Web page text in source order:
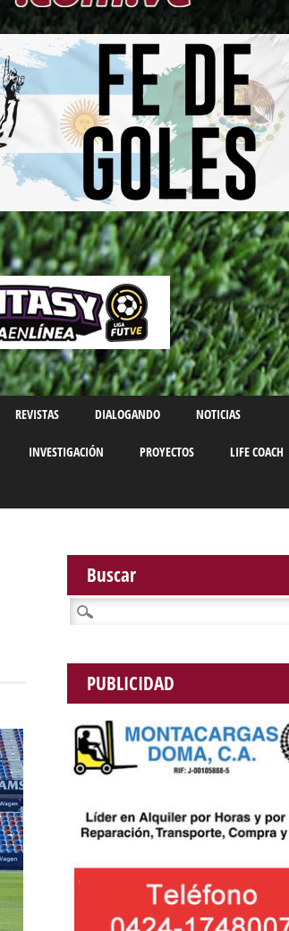
REVISTAS DIALOGANDO NOTICIAS
INVESTIGACIÓN PROYECTOS LIFE COACH
Buscar
Buscar:
PUBLICIDAD